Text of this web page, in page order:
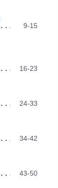
9-15
16-23
24-33
34-42
43-50